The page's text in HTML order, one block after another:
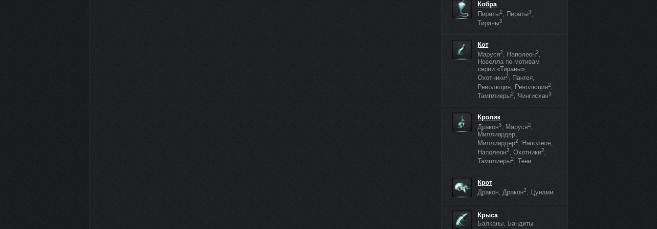
Кобра
Пираты2, Пираты3,
Тираны3
Кот
Маруся2, Наполеон2,
Новелла по мотивам
серии «Тираны»,
Охотники2, Пангея,
Революция, Революция2
Тамплиеры2, Чингисхан3
Кролик
Дракон3, Маруся2,
Миллиардер,
Миллиардер2, Наполеон,
Наполеон2, Охотники2,
Тамплиеры2, Тени
Крот
Дракон, Дракон2, Цунами
Крыса
Балканы, Бандиты